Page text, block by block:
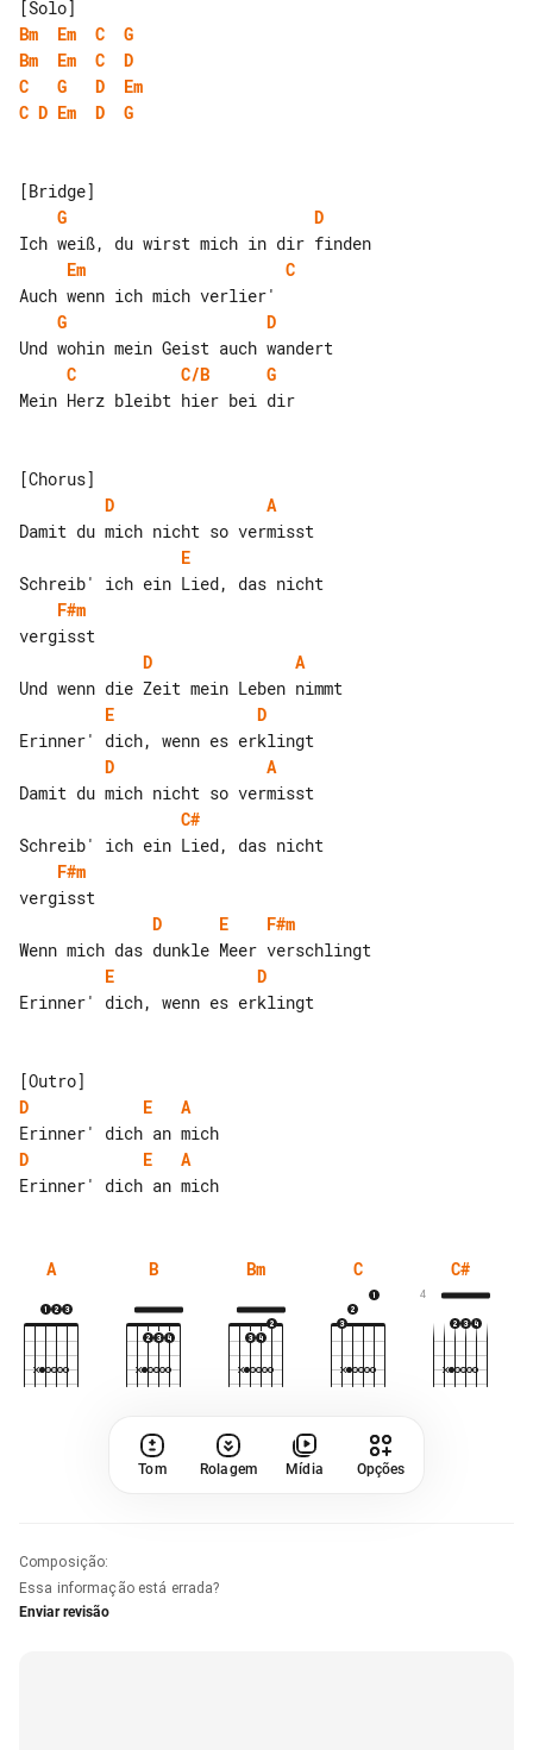
Bm
Em C
G
Bm
Em C
D
C
G D
Em
C D Em D G
G
D
Em
C
G
D
C
C/B
G
Mein Herz bleibt hier bei dir
D
A
E
F#m
D
A
E
D
D
A
C#
F#m
D
E
F#m
E
D
Erinner' dich, wenn es erklingt
D
E
A
D
E
A
A B Bm C C#
4
Tom Rolagem Mídia Opções
Composição:
Essa informação está errada?
Enviar revisão